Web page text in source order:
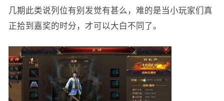
几期此类说列位有别发觉有甚么，难的是当小玩家们真
正拾到嘉奖的时分，才可以大白不同了。